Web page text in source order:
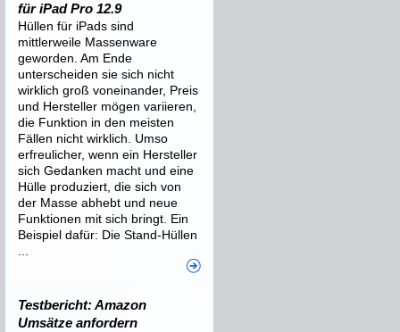
für iPad Pro 12.9
Hüllen für iPads sind
mittlerweile Massenware
geworden. Am Ende
unterscheiden sie sich nicht
wirklich groß voneinander, Preis
und Hersteller mögen variieren,
die Funktion in den meisten
Fällen nicht wirklich. Umso
erfreulicher, wenn ein Hersteller
sich Gedanken macht und eine
Hülle produziert, die sich von
der Masse abhebt und neue
Funktionen mit sich bringt. Ein
Beispiel dafür: Die Stand-Hüllen
Testbericht: Amazon
Umsätze anfordern